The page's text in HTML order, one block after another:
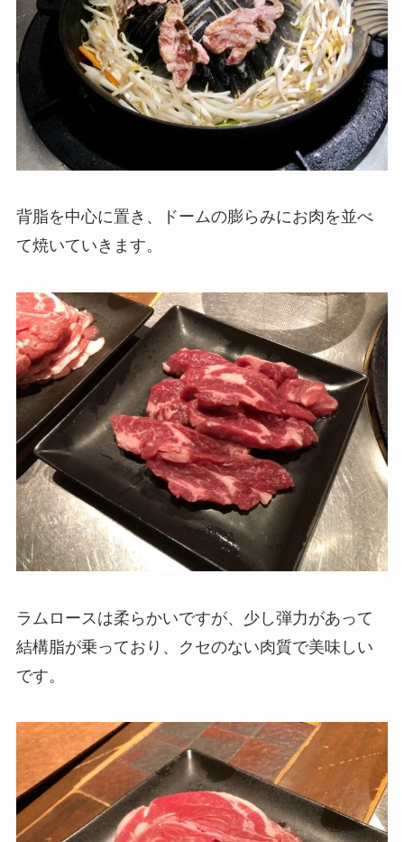
背脂を中心に置き、ドームの膨らみにお肉を並べ
て焼いていきます。
ラムロースは柔らかいですが、少し弾力があって
結構脂が乗っており、クセのない肉質で美味しい
です。